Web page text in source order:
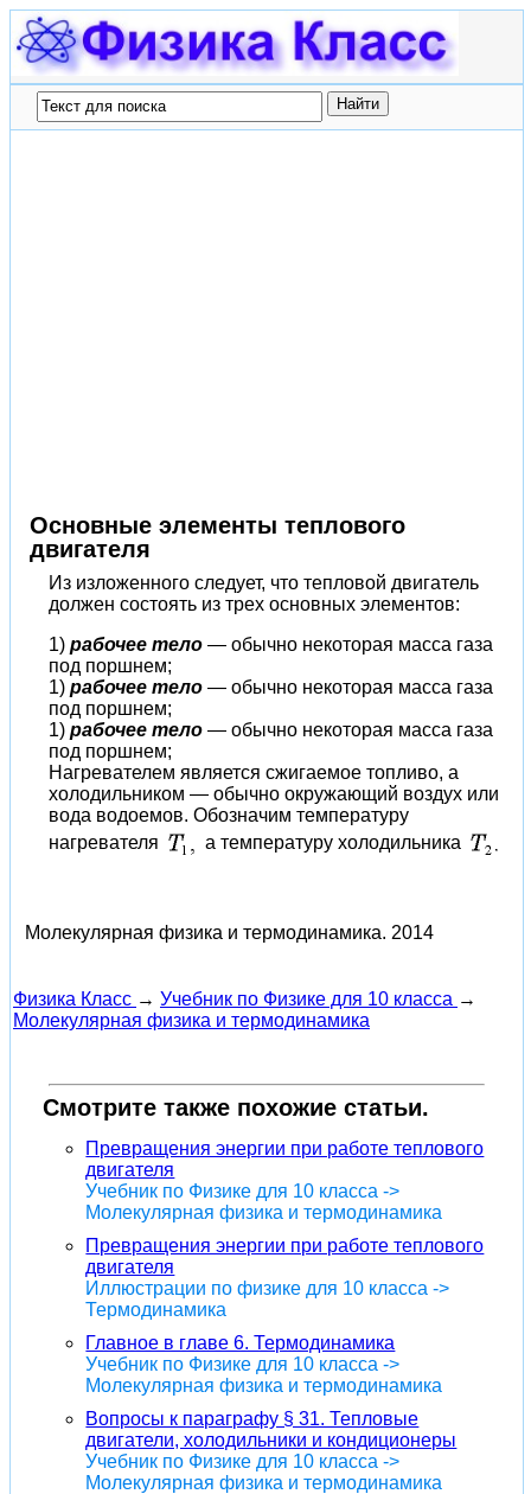
Основные элементы теплового
двигателя
Из изложенного следует, что тепловой двигатель
должен состоять из трех основных элементов:
1) рабочее тело — обычно некоторая масса газа
под поршнем;
1) рабочее тело — обычно некоторая масса газа
под поршнем;
1) рабочее тело — обычно некоторая масса газа
под поршнем;
Нагревателем является сжигаемое топливо, а
холодильником — обычно окружающий воздух или
вода водоемов. Обозначим температуру
нагревателя
а температуру холодильника
Молекулярная физика и термодинамика. 2014
Физика Класс → Учебник по Физике для 10 класса →
Молекулярная физика и термодинамика
Смотрите также похожие статьи.
Превращения энергии при работе теплового
двигателя
Учебник по Физике для 10 класса ->
Молекулярная физика и термодинамика
Превращения энергии при работе теплового
двигателя
Иллюстрации по физике для 10 класса ->
Термодинамика
Главное в главе 6. Термодинамика
Учебник по Физике для 10 класса ->
Молекулярная физика и термодинамика
Вопросы к параграфу § 31. Тепловые
двигатели, холодильники и кондиционеры
Учебник по Физике для 10 класса ->
Молекулярная физика и термодинамика